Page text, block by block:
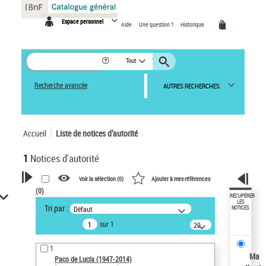
Espace personnel Aide Une question ? Historique
Tout
Recherche avancée AUTRES RECHERCHES
Accueil Liste de notices d’autorité
1 Notices d'autorité
VOTRE RECHERCHE
Recherche avancée dans les
notices d’autorité
Œuvres liées à l'auteur :
Paco de Lucía (1947-2014)
Voir la sélection (0) Ajouter à mes références
(0)
Tri par : Défaut
sur 1
20
résultats/page
1
Paco de Lucía (1947-2014)
RÉCUPÉRER
LES
NOTICES
Ma
Panneau de gestion des cookies